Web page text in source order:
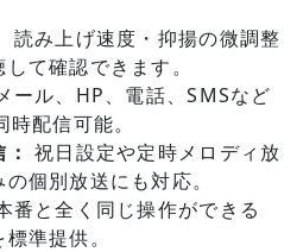
読み上げ速度・抑揚の微調整
て確認できます。
ール、HP、電話、SMSなど
配信可能。
祝日設定や定時メロディ放
個別放送にも対応。
番と全く同じ操作ができる
準提供。